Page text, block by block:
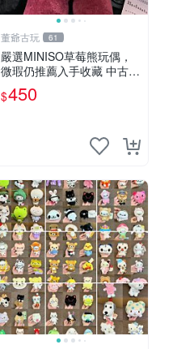
董爺古玩 61
嚴選MINISO草莓熊玩偶，
微瑕仍推薦入手收藏 中古 M
INISO 草莓熊 玩具 收藏
$450